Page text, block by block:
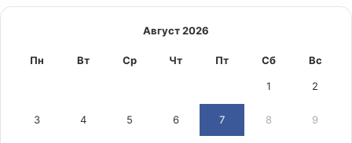
Август 2026
Пн Вт Ср Чт Пт Сб Вс
1 2
3 4 5 6 7 8 9